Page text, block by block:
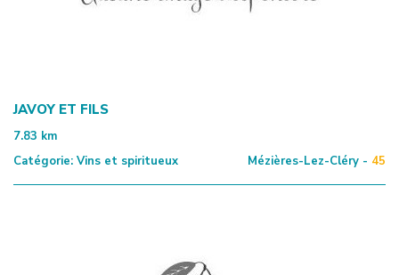
JAVOY ET FILS
7.83 km
Catégorie: Vins et spiritueux Mézières-Lez-Cléry - 45